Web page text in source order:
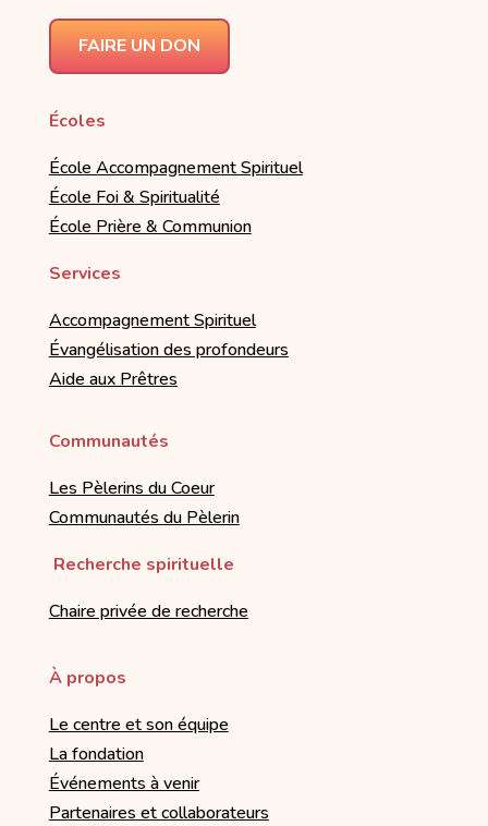
FAIRE UN DON
Écoles
École Accompagnement Spirituel
École Foi & Spiritualité
École Prière & Communion
Services
Accompagnement Spirituel
Évangélisation des profondeurs
Aide aux Prêtres
Communautés
Les Pèlerins du Coeur
Communautés du Pèlerin
Recherche spirituelle
Chaire privée de recherche
À propos
Le centre et son équipe
La fondation
Événements à venir
Partenaires et collaborateurs